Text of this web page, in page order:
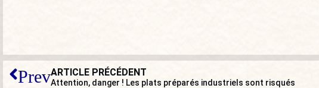
PrevARTICLE PRÉCÉDENT
Attention, danger ! Les plats préparés industriels sont risqués